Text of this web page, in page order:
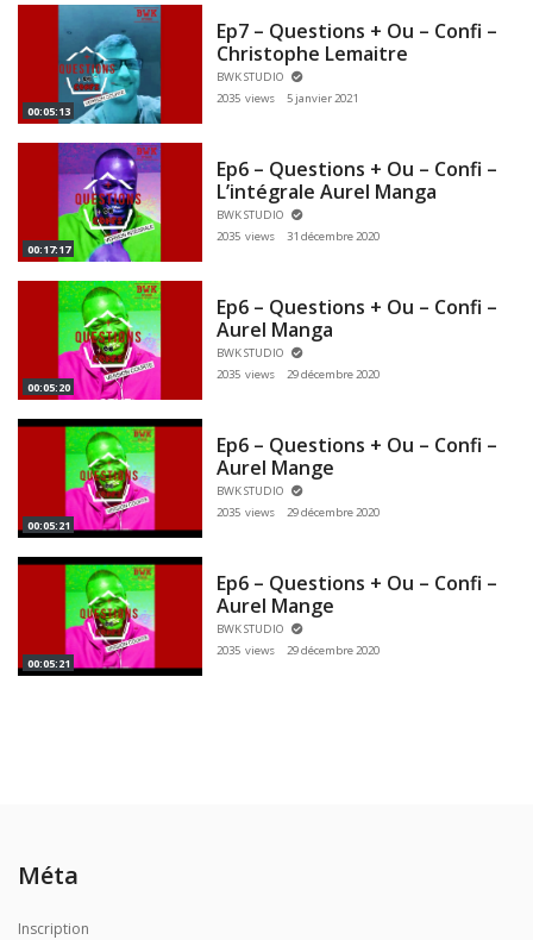
00:05:13
Ep7 – Questions + Ou – Confi –
Christophe Lemaitre
BWK STUDIO
2035 views
5 janvier 2021
00:17:17
Ep6 – Questions + Ou – Confi –
L’intégrale Aurel Manga
BWK STUDIO
2035 views
31 décembre 2020
00:05:20
Ep6 – Questions + Ou – Confi –
Aurel Manga
BWK STUDIO
2035 views
29 décembre 2020
00:05:21
Ep6 – Questions + Ou – Confi –
Aurel Mange
BWK STUDIO
2035 views
29 décembre 2020
00:05:21
Ep6 – Questions + Ou – Confi –
Aurel Mange
BWK STUDIO
2035 views
29 décembre 2020
Méta
Inscription